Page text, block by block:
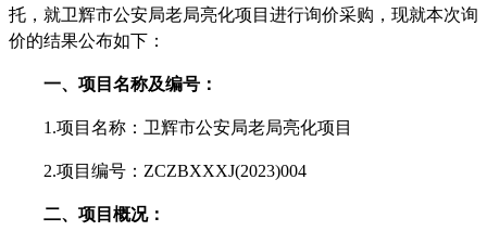
托，就卫辉市公安局老局亮化项目 进行询价采购，现就本次询
价的结果公布如下：
一、项目名称及编号：
1.项目名称： 卫辉市公安局老局亮化项目
2.项目编号：ZCZBXXXJ(2023)004
二、项目概况：